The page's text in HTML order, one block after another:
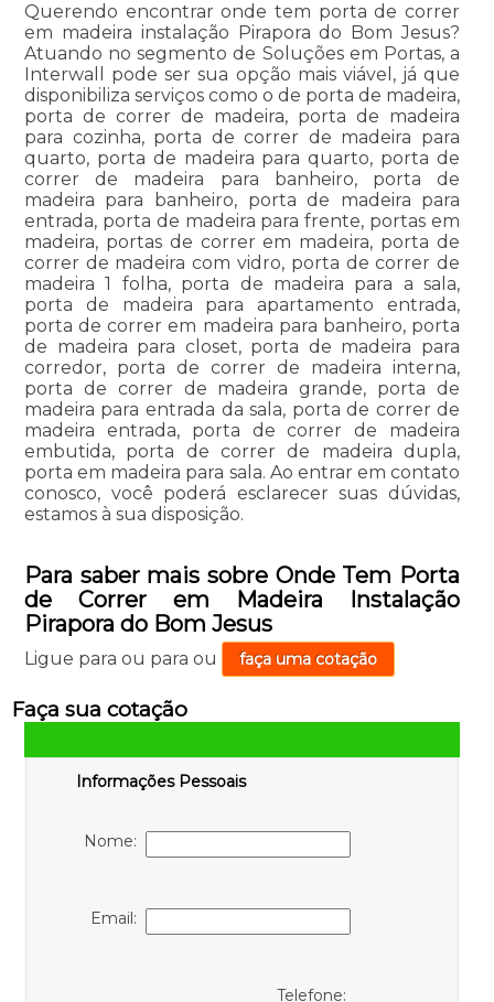
Querendo encontrar onde tem porta de correr
em madeira instalação Pirapora do Bom Jesus?
Atuando no segmento de Soluções em Portas, a
Interwall pode ser sua opção mais viável, já que
disponibiliza serviços como o de porta de madeira,
porta de correr de madeira, porta de madeira
para cozinha, porta de correr de madeira para
quarto, porta de madeira para quarto, porta de
correr de madeira para banheiro, porta de
madeira para banheiro, porta de madeira para
entrada, porta de madeira para frente, portas em
madeira, portas de correr em madeira, porta de
correr de madeira com vidro, porta de correr de
madeira 1 folha, porta de madeira para a sala,
porta de madeira para apartamento entrada,
porta de correr em madeira para banheiro, porta
de madeira para closet, porta de madeira para
corredor, porta de correr de madeira interna,
porta de correr de madeira grande, porta de
madeira para entrada da sala, porta de correr de
madeira entrada, porta de correr de madeira
embutida, porta de correr de madeira dupla,
porta em madeira para sala. Ao entrar em contato
conosco, você poderá esclarecer suas dúvidas,
estamos à sua disposição.
Para saber mais sobre Onde Tem Porta
de Correr em Madeira Instalação
Pirapora do Bom Jesus
Ligue para ou para ou faça uma cotação
Faça sua cotação
Informações Pessoais
Nome:
Email:
Telefone: